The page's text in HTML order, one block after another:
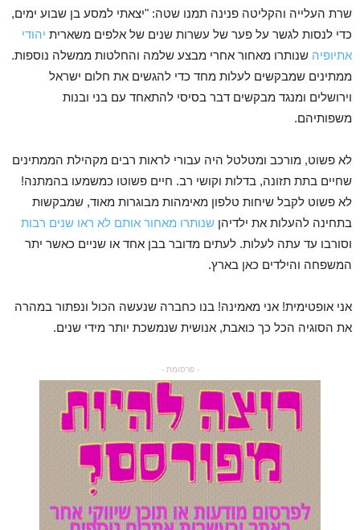
שרת העלייה והקליטה פנינה תמנו שטה: "יצאתי למסע בן שבוע ימים,
כדי לנסות לגשר על פער של עשרות שנים של אלפים משארית יהודי
אתיופיה שנותרו מאחור אחרי מבצע שלמה והחלטות ממשלה נוספות.
ממתינים שמבקשים לעלות מחד כדי להגשים את חלום ישראל
וירושלים ומנגד מבקשים דבר בסיסי להתאחד עם בני ובנות
משפותיהם.
לא פשוט, מורכב ומטלטל היה עבורי לראות רבים מקהילת הממתינים
שחיים בתת תזונה, בדלות וקושי רב. חיים פשוטו כמשמעו בהמתנה!
לא פשוט לקבל שיחות טלפון מאימהות מבוגרות מאוד, שמבקשות
בתחינה להעלות את ילדיהן שנותרו מאחור אותם לא ראו שנים רבות
וסורבו עד עתה לעלות. לעתים מדובר בבן אחד או שניים כאשר יתר
המשפחה והילדים כאן בארץ.
אני אופטימית! אני מאמינה! בנו כחברה שנעשה הכול ונפתור במהרה
את הסוגיה הכל כך כואבת, אנושית שנמשכת יותר מידי שנים.
- פרסומת -